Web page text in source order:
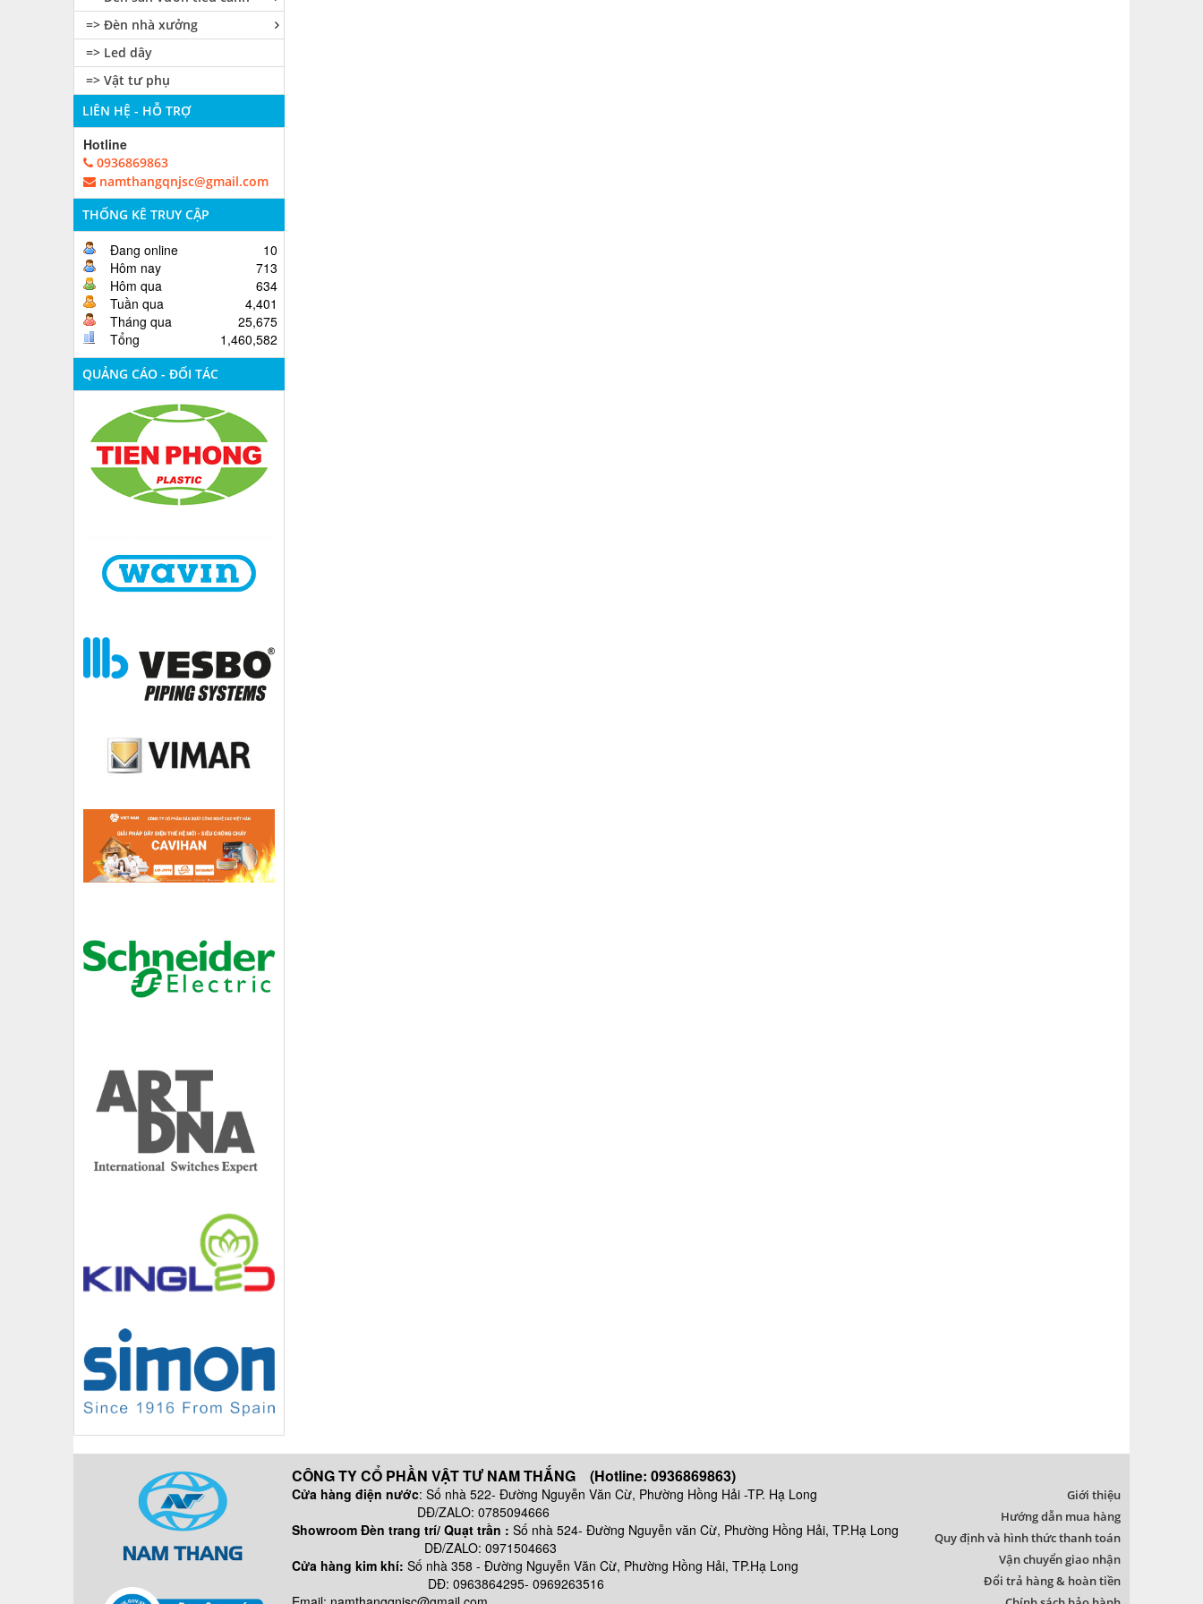
=> Đèn nhà xưởng
=> Led dây
=> Vật tư phụ
LIÊN HỆ - HỖ TRỢ
Hotline
0936869863
namthangqnjsc@gmail.com
THỐNG KÊ TRUY CẬP
Đang online
10
Hôm nay
713
Hôm qua
634
Tuần qua
4,401
Tháng qua
25,675
Tổng
1,460,582
QUẢNG CÁO - ĐỐI TÁC
CÔNG TY CỔ PHẦN VẬT TƯ NAM THẮNG (Hotline: 0936869863)
Cửa hàng điện nước: Số nhà 522- Đường Nguyễn Văn Cừ, Phường Hồng Hải -TP. Hạ Long
DĐ/ZALO: 0785094666
Showroom Đèn trang trí/ Quạt trần : Số nhà 524- Đường Nguyễn văn Cừ, Phường Hồng Hải, TP.Hạ Long
DĐ/ZALO: 0971504663
Cửa hàng kim khí: Số nhà 358 - Đường Nguyễn Văn Cừ, Phường Hồng Hải, TP.Hạ Long
DĐ: 0963864295- 0969263516
Giới thiệu
Hướng dẫn mua hàng
Quy định và hình thức thanh toán
Vận chuyển giao nhận
Đổi trả hàng & hoàn tiền